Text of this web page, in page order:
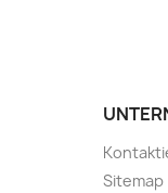
Sitemap